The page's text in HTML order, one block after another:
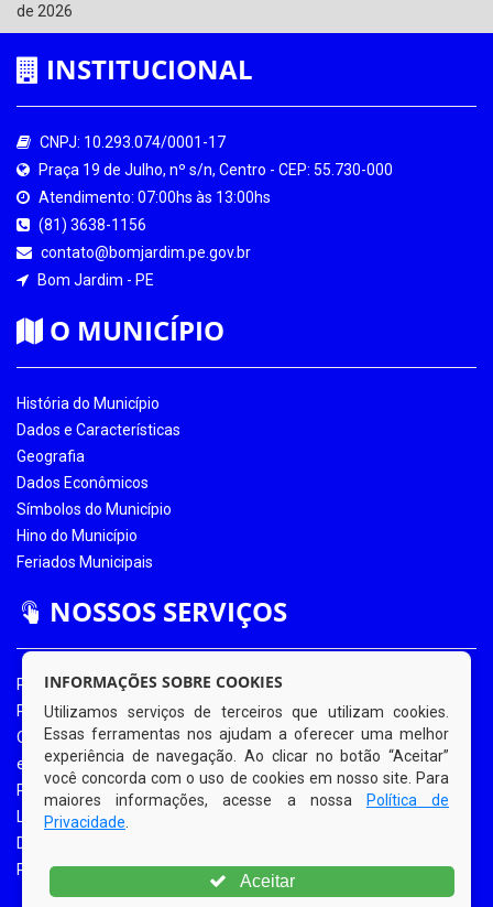
de 2026
INSTITUCIONAL
CNPJ: 10.293.074/0001-17
Praça 19 de Julho, nº s/n, Centro - CEP: 55.730-000
Atendimento: 07:00hs às 13:00hs
(81) 3638-1156
contato@bomjardim.pe.gov.br
Bom Jardim - PE
O MUNICÍPIO
História do Município
Dados e Características
Geografia
Dados Econômicos
Símbolos do Município
Hino do Município
Feriados Municipais
NOSSOS SERVIÇOS
Portal da Transparência
Portal da Transparência COVID-19
Ouvidoria Eletrônica
e-SIC
Processos de Licitação
Licitações em Andamento
Diário Oficial
Portal do Contribuinte
INFORMAÇÕES SOBRE COOKIES
Utilizamos serviços de terceiros que utilizam cookies.
Essas ferramentas nos ajudam a oferecer uma melhor
experiência de navegação. Ao clicar no botão “Aceitar”
você concorda com o uso de cookies em nosso site. Para
maiores informações, acesse a nossa
Política de
Privacidade
Aceitar